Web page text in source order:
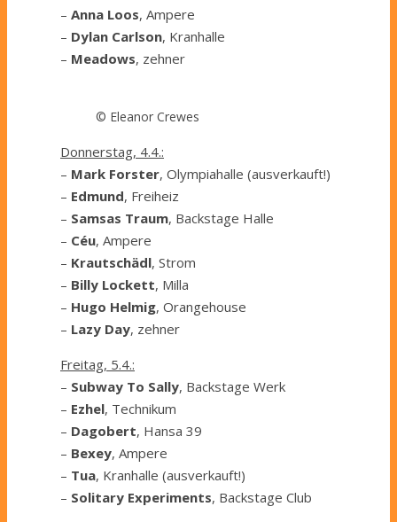
– Anna Loos, Ampere
– Dylan Carlson, Kranhalle
– Meadows, zehner
© Eleanor Crewes
Donnerstag, 4.4.:
– Mark Forster, Olympiahalle (ausverkauft!)
– Edmund, Freiheiz
– Samsas Traum, Backstage Halle
– Céu, Ampere
– Krautschädl, Strom
– Billy Lockett, Milla
– Hugo Helmig, Orangehouse
– Lazy Day, zehner
Freitag, 5.4.:
– Subway To Sally, Backstage Werk
– Ezhel, Technikum
– Dagobert, Hansa 39
– Bexey, Ampere
– Tua, Kranhalle (ausverkauft!)
– Solitary Experiments, Backstage Club